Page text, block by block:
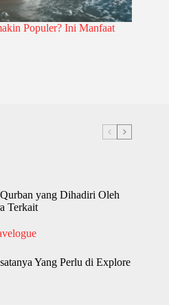
Populer? Ini Manfaat
yang Dihadiri Oleh
Terkait
Yang Perlu di Explore